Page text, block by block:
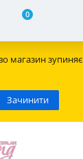
0
магазин
Зачинити